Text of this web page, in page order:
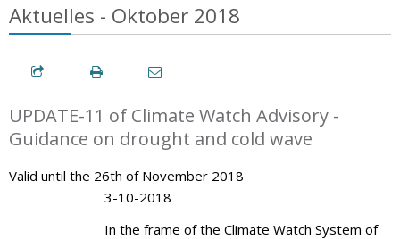
Aktuelles - Oktober 2018
UPDATE-11 of Climate Watch Advisory -
Guidance on drought and cold wave
Valid until the 26th of November 2018
3-10-2018
In the frame of the Climate Watch System of